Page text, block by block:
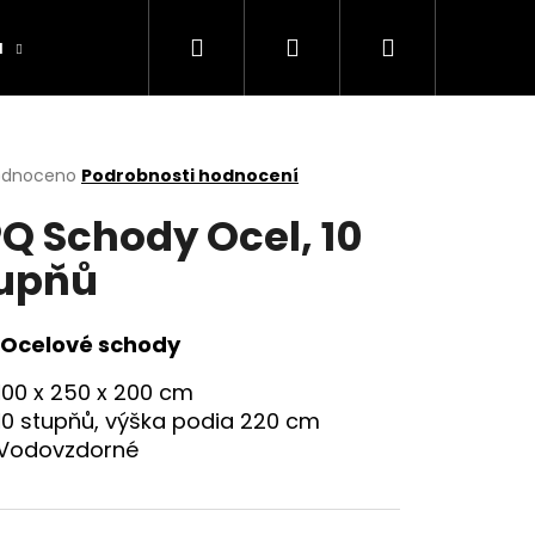
Obchodní podmínky
Hledat PřihlášeníNákupní
Podrobnosti hodnocení
Schody Ocel, 10
schody
x 250 x 200 cm
stupňů, výška podia 220 cm